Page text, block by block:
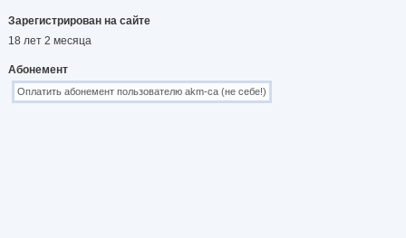
Зарегистрирован на сайте
18 лет 2 месяца
Абонемент